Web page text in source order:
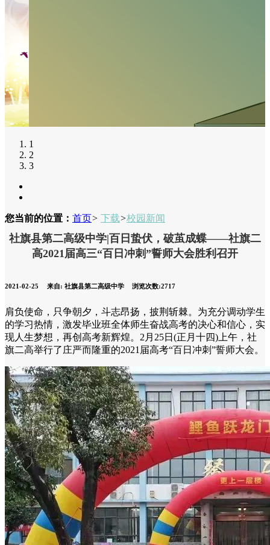
1
2
3
您当前的位置： 首页> 下载>校园新闻
社旗县第二高级中学|百日蛰伏，破茧成蝶——社旗二
高2021届高三“百日冲刺”誓师大会胜利召开
2021-02-25 来自: 社旗县第二高级中学 浏览次数:2717
肩负使命，只争朝夕，斗志昂扬，披荆斩棘。为充分调动学生
的学习热情，激发毕业班全体师生奋战高考的决心和信心，实
现人生梦想，再创高考新辉煌。2月25日(正月十四)上午，社
旗二高举行了庄严而隆重的2021届高考“百日冲刺”誓师大会。